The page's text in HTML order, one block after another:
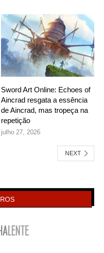
Sword Art Online: Echoes of
Aincrad resgata a essência
de Aincrad, mas tropeça na
repetição
julho 27, 2026
NEXT